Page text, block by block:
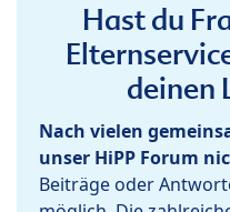
Hast du
deinen
Nach vielen
unser HiPP Forum
Beiträge oder